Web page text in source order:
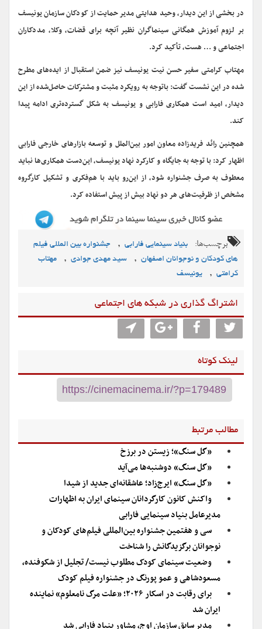
در بخشی از این دیدار، وحید هدایتی مدیر حمایت از کودکان سازمان یونیسف
بر لزوم آموزش همگانی سینماگران نظیر آنچه برای قضات، وکلا، مددکاران
اجتماعی و … هست، تأکید کرد.
مهتاب کرامتی سفیر حسن نیت یونیسف نیز ضمن استقبال از ایده‌های مطرح
شده در این نشست گفت: باتوجه به رویکرد مثبت و مشترکات حاصل‌شده از این
دیدار، امید است همکاری فارابی و یونیسف به شکل گسترده‌تری ادامه پیدا
کند.
همچنین رائد فریدزاده معاون امور بین‌الملل و توسعه بازارهای خارجی فارابی
اظهار کرد: با توجه به جایگاه و کارکرد نهاد یونیسف، این‌دست همکاری‌ها نباید
معطوف به صرف جشنواره شود، از این‌رو باید با هم‌فکری و تشکیل کارگروه
مشخص از ظرفیت‌های هر دو نهاد بیش از پیش استفاده کرد.
برچسب‌ها: بنیاد سینمایی فارابی ,
جشنواره بین المللی فیلم
های کودکان و نوجوانان اصفهان , سید مهدی جوادی ,
مهتاب
کرامتی , یونیسف
اشتراگ گذاری در شبکه های اجتماعی
لینک کوتاه
مطالب مرتبط
«گل سنگ»؛ زیستن در برزخ
«گل سنگ» دوشنبه‌ها می‌آید
«گل سنگ» ایرج‌زاد؛ عاشقانه‌ای جدید از شیدا
واکنش کانون کارگردانان سینمای ایران به اظهارات
مدیرعامل بنیاد سینمایی فارابی
سی و هفتمین جشنواره بین‌المللی فیلم‌های کودکان و
نوجوانان برگزیدگانش را شناخت
وضعیت سینمای کودک مطلوب نیست/ تجلیل از شکوفنده،
مسعودشاهی و عمو پورنگ در جشنواره فیلم کودک
برای رقابت در اسکار ۲۰۲۶؛ «علت مرگ نامعلوم» نماینده
ایران شد
مدیر سابق سازمان اوج، مشاور بنیاد فارابی شد